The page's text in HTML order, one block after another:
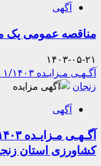
آگهی
مناقصه عمومی یک
۱۴۰۳-۰۵-۲۱
زنجان
آگهی
کشاورزی استان